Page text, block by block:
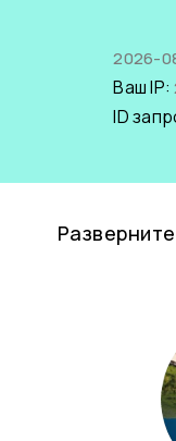
2026-
Ваш IP:
ID